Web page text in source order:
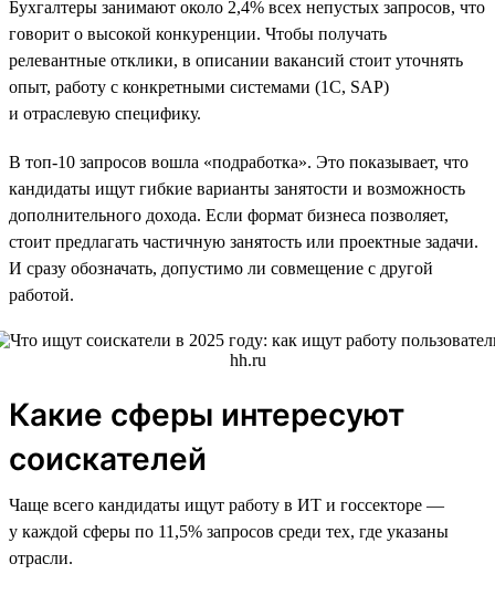
Бухгалтеры занимают около 2,4% всех непустых запросов, что
говорит о высокой конкуренции. Чтобы получать
релевантные отклики, в описании вакансий стоит уточнять
опыт, работу с конкретными системами (1С, SAP)
и отраслевую специфику.
В топ-10 запросов вошла «подработка». Это показывает, что
кандидаты ищут гибкие варианты занятости и возможность
дополнительного дохода. Если формат бизнеса позволяет,
стоит предлагать частичную занятость или проектные задачи.
И сразу обозначать, допустимо ли совмещение с другой
работой.
Какие сферы интересуют
соискателей
Чаще всего кандидаты ищут работу в ИТ и госсекторе —
у каждой сферы по 11,5% запросов среди тех, где указаны
отрасли.